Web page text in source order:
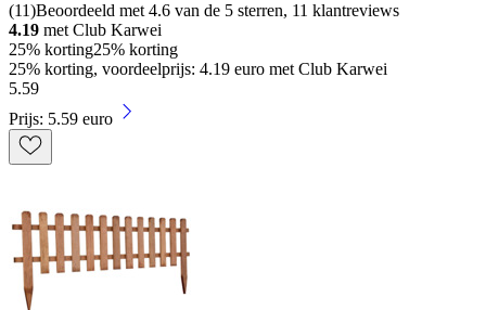
(11)Beoordeeld met 4.6 van de 5 sterren, 11 klantreviews
4.19 met Club Karwei
25% korting25% korting
25% korting, voordeelprijs: 4.19 euro met Club Karwei
5.59
Prijs: 5.59 euro